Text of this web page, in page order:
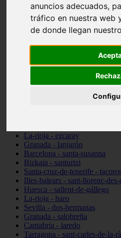
anuncios adecuados,
tráfico en nuestra web
de donde llegan
Sevilla - marinaleda
Córdoba - almedinilla
Navarra - zangoza
Cantabria - arenas-de-iguña
Barcelona - la-pobla-de-lillet
Las-palmas - yaiza
Valladolid - fuensaldaña
La-rioja - ezcaray
Granada - lanjarón
Barcelona - santa-susanna
Bizkaia - santurtzi
Santa-cruz-de-tenerife -
Illes-balears - sant-llorenç-des-
Huesca - sallent-de-gállego
La-rioja - haro
Sevilla - dos-hermanas
Granada - salobreña
Cantabria - laredo
Tarragona - sant-carles-de-la-